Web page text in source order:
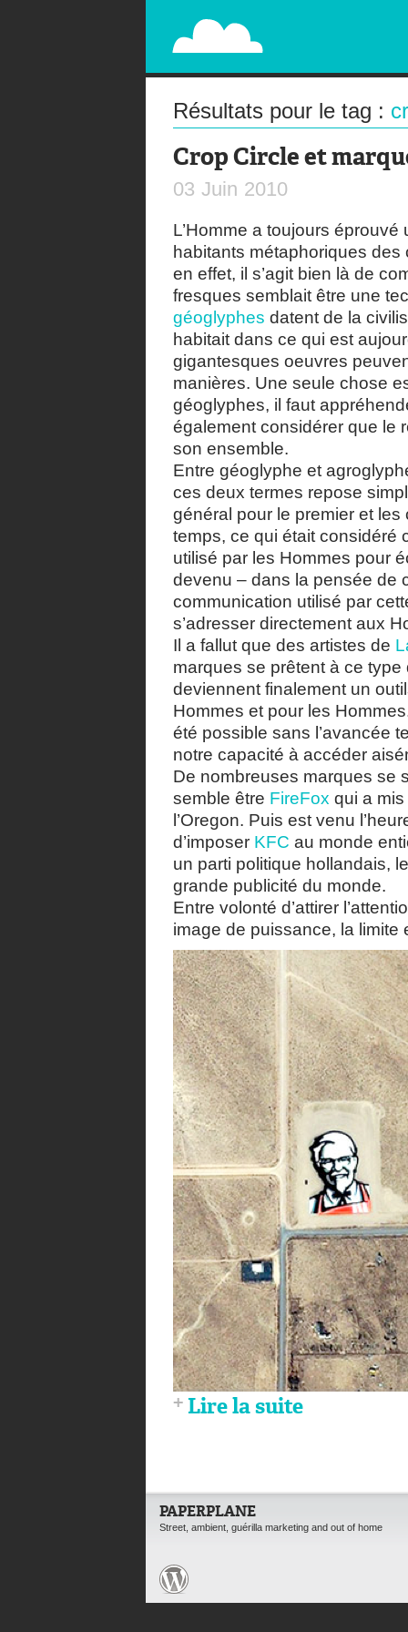
PAPERPLANE
STREET, AMBIENT, GUÉRILLA MARKETING
Résultats pour le tag :
Crop Circle et
03 Juin 2010
L’Homme a toujours
habitants métaphoriques
en effet, il s’agit bien là de
fresques semblait être une
géoglyphes datent de la
habitait dans ce qui est
gigantesques oeuvres
manières. Une seule chose
géoglyphes, il faut
également considérer que le
son ensemble.
Entre géoglyphe et
ces deux termes repose
général pour le premier et
temps, ce qui était considéré
utilisé par les Hommes pour
devenu – dans la pensée de
communication utilisé par
s’adresser directement aux
Il a fallut que des artistes de
marques se prêtent à ce
deviennent finalement un
Hommes et pour les
été possible sans l’avancée
notre capacité à accéder
De nombreuses marques se
semble être FireFox qui a
l’Oregon. Puis est venu
d’imposer KFC au monde
un parti politique hollandais,
grande publicité du monde.
Entre volonté d’attirer
image de puissance, la limite
Lire la suite
PAPERPLANE
Street, ambient, guérilla marketing and out of home